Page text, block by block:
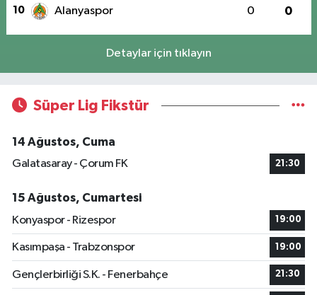
10 Alanyaspor 0 0
Detaylar için tıklayın
Süper Lig Fikstür
14 Ağustos, Cuma
Galatasaray - Çorum FK
21:30
15 Ağustos, Cumartesi
Konyaspor - Rizespor
19:00
Kasımpaşa - Trabzonspor 19:00
Gençlerbirliği S.K. - Fenerbahçe 21:30